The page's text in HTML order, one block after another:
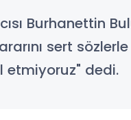
Burhanettin
sert
etmiyoruz" dedi.